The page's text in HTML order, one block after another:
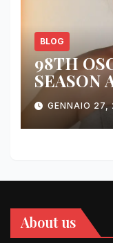
BLOG
98TH
SEASON
FOR
GENNAIO
About us